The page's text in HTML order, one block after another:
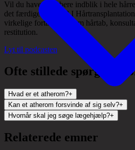
Vil du have et dybere indblik i hele
det færdige resultat? I
virkelige fortællinger om hårtab,
restitution.
Lyt til podcasten
Ofte stillede spørgsmål
Hvad er et atherom?+
Kan et atherom forsvinde af sig selv?+
Hvornår skal jeg søge lægehjælp?+
Relaterede emner